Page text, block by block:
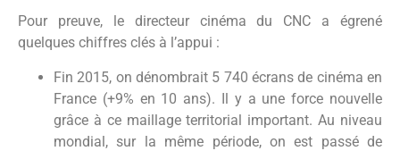
Pour preuve, le directeur cinéma du CNC a égrené
quelques chiffres clés à l’appui :
Fin 2015, on dénombrait 5 740 écrans de cinéma en
France (+9% en 10 ans). Il y a une force nouvelle
grâce à ce maillage territorial important. Au niveau
mondial, sur la même période, on est passé de